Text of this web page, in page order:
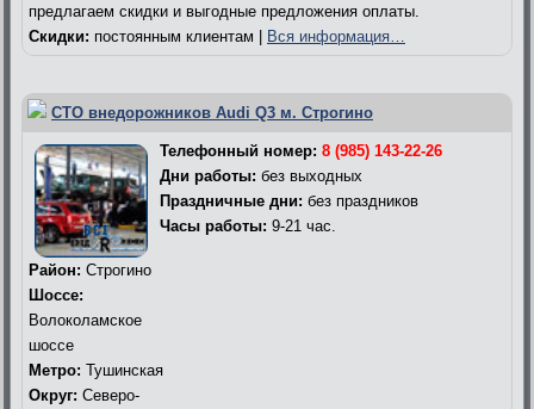
предлагаем скидки и выгодные предложения оплаты.
Скидки: постоянным клиентам | Вся информация…
СТО внедорожников Audi Q3 м. Строгино
Телефонный номер: 8 (985) 143-22-26
Дни работы: без выходных
Праздничные дни: без праздников
Часы работы: 9-21 час.
Район: Строгино
Шоссе:
Волоколамское
шоссе
Метро: Тушинская
Округ: Северо-